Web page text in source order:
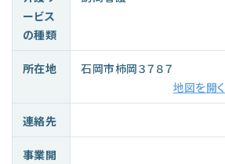
ービス
の種類
所在地
石岡市柿岡３７８７
地図を開く
連絡先
事業開